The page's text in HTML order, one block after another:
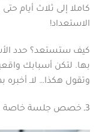
كاملا إلى ثلاث أيام
الاستعداد!
كيف ستستعد؟ حدد
بها. لتكن أسبابك
وتقول هكذا… لاـ
3ـ خصص جلسة خاصة للتفريغ